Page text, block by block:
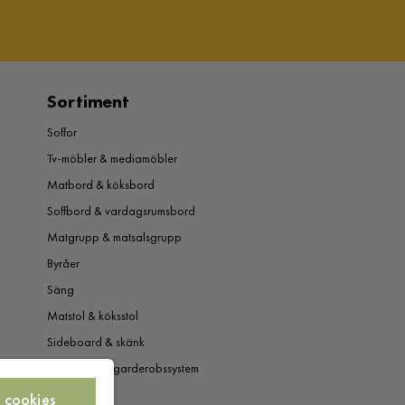
Sortiment
Soffor
Tv-möbler & mediamöbler
Matbord & köksbord
Soffbord & vardagsrumsbord
Matgrupp & matsalsgrupp
Byråer
Säng
Matstol & köksstol
Sideboard & skänk
Garderob & garderobssystem